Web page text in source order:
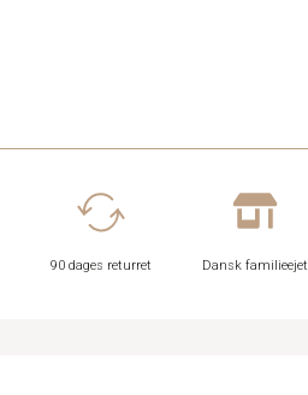
90 dages returret Dansk familieejet